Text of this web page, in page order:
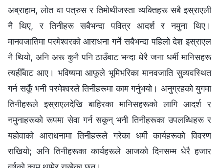
अब्राहाम, लोत वा पत्रुस र तिमोथीजस्ता व्यक्तिहरू सबै इस्राएली
नै थिए, र तिनीहरू सबैभन्दा पवित्र आदर्श र नमुना थिए।
मानवजातिमा परमेश्‍वरको आराधना गर्ने सबैभन्दा पहिलो देश इस्राएल
नै थियो, अनि अरू कुनै पनि ठाउँबाट भन्दा धेरै जना धर्मी मानिसहरू
त्यहीँबाट आए। भविष्यमा आफूले भूमिभरिका मानवजाति सुव्यवस्थित
गर्न सकूँ भनी परमेश्‍वरले तिनीहरूमा काम गर्नुभयो। अनुग्रहको युगमा
तिनीहरूले इस्राएलदेखि बाहिरका मानिसहरूको लागि आदर्श र
नमुनाहरूको रूपमा सेवा गर्न सकून् भनी तिनीहरूका उपलब्धिहरू र
यहोवाको आराधनामा तिनीहरूले गरेका धर्मी कार्यहरूको विवरण
राखियो; अनि तिनीहरूका कार्यहरूले आजको दिनसम्म धेरै हजार